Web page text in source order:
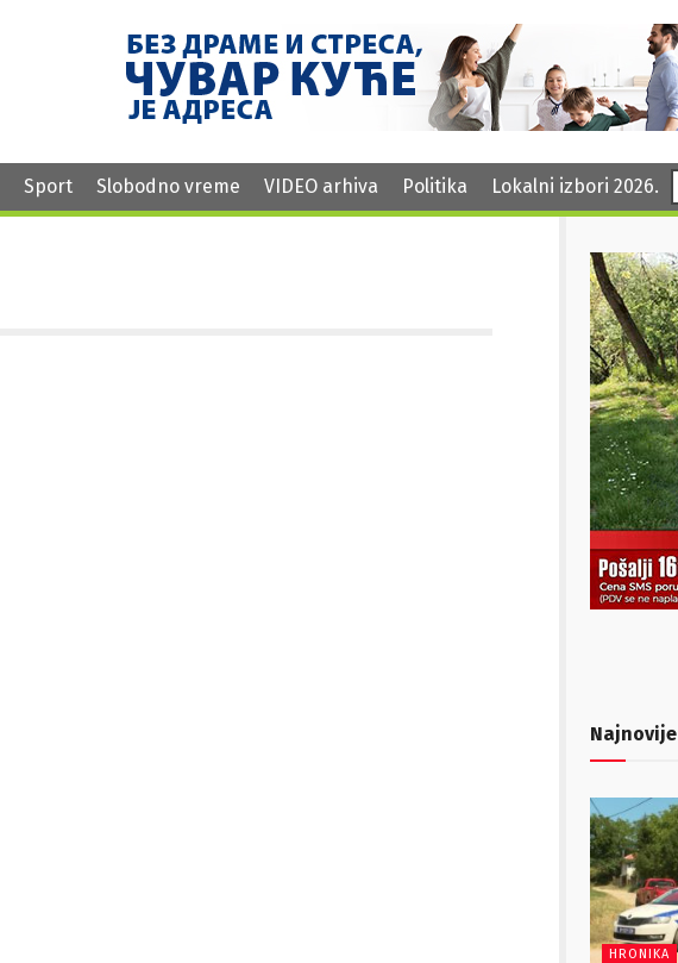
Sport Slobodno vreme VIDEO arhiva Politika Lokalni izbori 2026.
Najnovije
HRONIKA